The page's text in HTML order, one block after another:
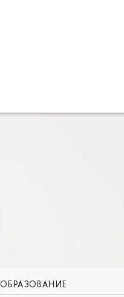
ОБРАЗОВАНИЕ